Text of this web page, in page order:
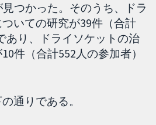
つかった。そのうち、ドラ
いての研究が39件（合計
あり、ドライソケットの治
件（合計552人の参加者）
通りである。